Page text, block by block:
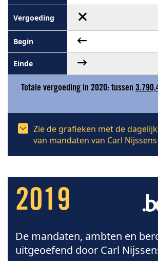
Totale vergoeding in 2020: tussen
Zie de grafieken met de
van mandaten van Carl
2019
De mandaten, ambten en
uitgeoefend door Carl